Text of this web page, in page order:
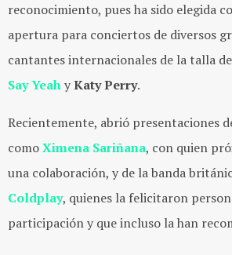
reconocimiento, pues ha sido elegida
apertura para conciertos de diversos
cantantes internacionales de la talla de
Say YeahyKaty Perry.
Recientemente, abrió presentaciones
comoXimena Sariñana, con quien
una colaboración, y de la banda
Coldplay, quienes la felicitaron
participación y que incluso la han